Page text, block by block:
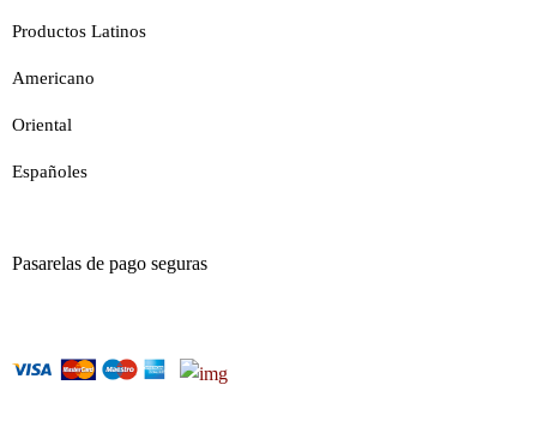
Productos Latinos
Americano
Oriental
Españoles
Pasarelas de pago seguras